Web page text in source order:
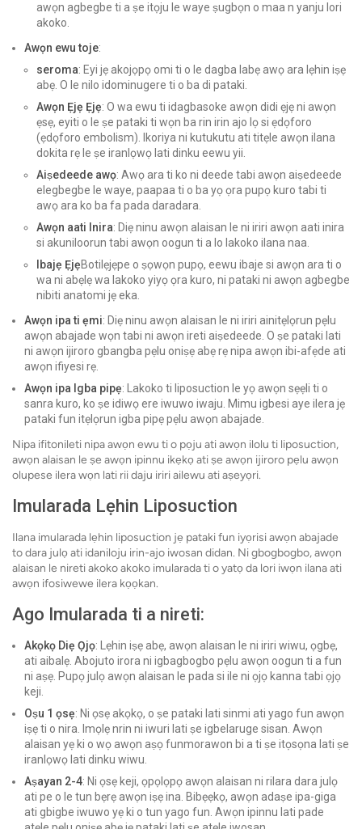
awọn agbegbe ti a ṣe itọju le waye ṣugbọn o maa n yanju lori
akoko.
Awọn ewu toje:
seroma: Eyi jẹ akojọpọ omi ti o le dagba labẹ awọ ara lẹhin iṣẹ
abẹ. O le nilo idominugere ti o ba di pataki.
Awọn Ẹjẹ Ẹjẹ: O wa ewu ti idagbasoke awọn didi ẹjẹ ni awọn
ẹsẹ, eyiti o le ṣe pataki ti wọn ba rin irin ajo lọ si ẹdọforo
(ẹdọforo embolism). Ikoriya ni kutukutu ati titẹle awọn ilana
dokita rẹ le ṣe iranlọwọ lati dinku eewu yii.
Aiṣedeede awọ: Awọ ara ti ko ni deede tabi awọn aiṣedeede
elegbegbe le waye, paapaa ti o ba yọ ọra pupọ kuro tabi ti
awọ ara ko ba fa pada daradara.
Awọn aati Inira: Diẹ ninu awọn alaisan le ni iriri awọn aati inira
si akuniloorun tabi awọn oogun ti a lo lakoko ilana naa.
Ibajẹ ẸjẹBotilẹjẹpe o ṣọwọn pupọ, eewu ibaje si awọn ara ti o
wa ni abẹlẹ wa lakoko yiyọ ọra kuro, ni pataki ni awọn agbegbe
nibiti anatomi jẹ eka.
Awọn ipa ti ẹmi: Diẹ ninu awọn alaisan le ni iriri ainitẹlọrun pẹlu
awọn abajade wọn tabi ni awọn ireti aiṣedeede. O ṣe pataki lati
ni awọn ijiroro gbangba pẹlu oniṣẹ abẹ rẹ nipa awọn ibi-afẹde ati
awọn ifiyesi rẹ.
Awọn ipa Igba pipẹ: Lakoko ti liposuction le yọ awọn sẹẹli ti o
sanra kuro, ko ṣe idiwọ ere iwuwo iwaju. Mimu igbesi aye ilera jẹ
pataki fun itẹlọrun igba pipẹ pẹlu awọn abajade.
Nipa ifitonileti nipa awọn ewu ti o pọju ati awọn ilolu ti liposuction,
awọn alaisan le ṣe awọn ipinnu ikẹkọ ati ṣe awọn ijiroro pẹlu awọn
olupese ilera wọn lati rii daju iriri ailewu ati aṣeyọri.
Imularada Lẹhin Liposuction
Ilana imularada lẹhin liposuction jẹ pataki fun iyọrisi awọn abajade
to dara julọ ati idaniloju irin-ajo iwosan didan. Ni gbogbogbo, awọn
alaisan le nireti akoko akoko imularada ti o yatọ da lori iwọn ilana ati
awọn ifosiwewe ilera kọọkan.
Ago Imularada ti a nireti:
Akọkọ Diẹ Ọjọ: Lẹhin iṣẹ abẹ, awọn alaisan le ni iriri wiwu, ọgbẹ,
ati aibalẹ. Abojuto irora ni igbagbogbo pẹlu awọn oogun ti a fun
ni aṣẹ. Pupọ julọ awọn alaisan le pada si ile ni ọjọ kanna tabi ọjọ
keji.
Oṣu 1 ọsẹ: Ni ọsẹ akọkọ, o ṣe pataki lati sinmi ati yago fun awọn
iṣẹ ti o nira. Imọlẹ nrin ni iwuri lati ṣe igbelaruge sisan. Awọn
alaisan yẹ ki o wọ awọn aṣọ funmorawon bi a ti ṣe itọsọna lati ṣe
iranlọwọ lati dinku wiwu.
Aṣayan 2-4: Ni ọsẹ keji, ọpọlọpọ awọn alaisan ni rilara dara julọ
ati pe o le tun bẹrẹ awọn iṣẹ ina. Bibẹẹkọ, awọn adaṣe ipa-giga
ati gbigbe iwuwo yẹ ki o tun yago fun. Awọn ipinnu lati pade